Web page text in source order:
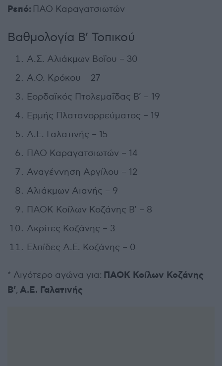
Ρεπό: ΠΑΟ Καραγατσιωτών
Βαθμολογία Β’ Τοπικού
Α.Σ. Αλιάκμων Βοΐου – 30
Α.Ο. Κρόκου – 27
Εορδαϊκός Πτολεμαΐδας Β’ – 19
Ερμής Πλατανορρεύματος – 19
Α.Ε. Γαλατινής – 15
ΠΑΟ Καραγατσιωτών – 14
Αναγέννηση Αργίλου – 12
Αλιάκμων Αιανής – 9
ΠΑΟΚ Κοίλων Κοζάνης Β’ – 8
Ακρίτες Κοζάνης – 3
Ελπίδες Α.Ε. Κοζάνης – 0
* Λιγότερο αγώνα για: ΠΑΟΚ Κοίλων Κοζάνης
Β’, Α.Ε. Γαλατινής